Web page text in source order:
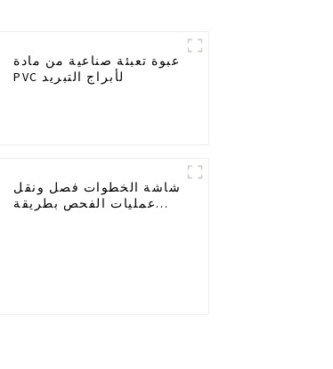
عبوة تعبئة صناعية من مادة
PVC لأبراج التبريد
شاشة الخطوات فصل ونقل
عمليات الفحص بطريقة